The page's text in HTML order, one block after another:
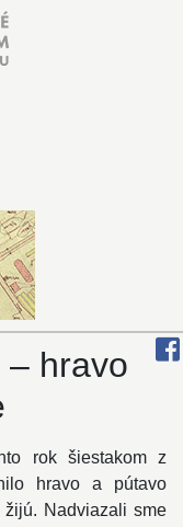
– hravo
rok šiestakom z
hravo a pútavo
Nadviazali sme